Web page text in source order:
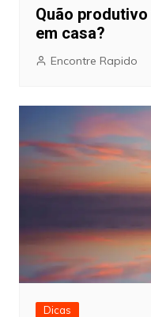
Quão
em casa?
Encontre Rapido
Dicas